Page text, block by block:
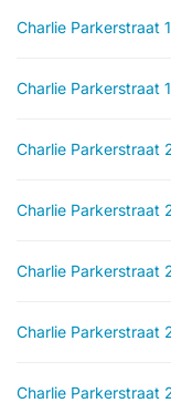
Charlie Parkerstraat
Charlie Parkerstraat
Charlie Parkerstraat
Charlie Parkerstraat
Charlie Parkerstraat
Charlie Parkerstraat
Charlie Parkerstraat